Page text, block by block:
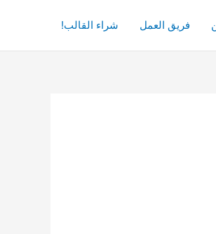
فريق العمل شراء القالب!